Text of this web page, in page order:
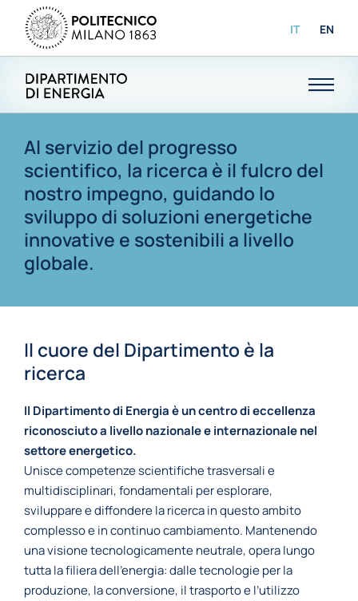
IT EN
Al servizio del progresso
scientifico, la ricerca è il fulcro del
nostro impegno, guidando lo
sviluppo di soluzioni energetiche
innovative e sostenibili a livello
globale.
Il cuore del Dipartimento è la
ricerca
Il Dipartimento di Energia è un centro di eccellenza
riconosciuto a livello nazionale e internazionale nel
settore energetico.
Unisce competenze scientifiche trasversali e
multidisciplinari, fondamentali per esplorare,
sviluppare e diffondere la ricerca in questo ambito
complesso e in continuo cambiamento. Mantenendo
una visione tecnologicamente neutrale, opera lungo
tutta la filiera dell’energia: dalle tecnologie per la
produzione, la conversione, il trasporto e l’utilizzo